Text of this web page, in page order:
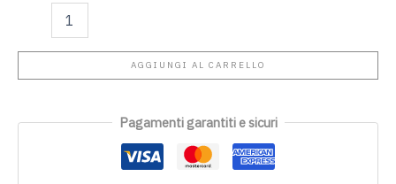
AGGIUNGI AL CARRELLO
Pagamenti garantiti e sicuri